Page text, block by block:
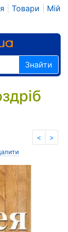
Товари
Мій
Знайти
< >